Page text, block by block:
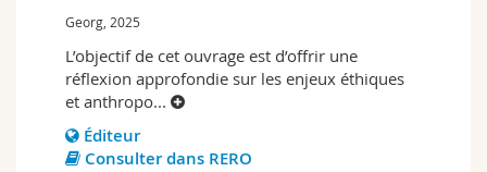
Georg, 2025
L’objectif de cet ouvrage est d’offrir une
réflexion approfondie sur les enjeux éthiques
et anthropo...
Éditeur
Consulter dans RERO